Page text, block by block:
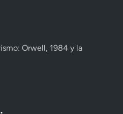
Orwell, 1984 y la